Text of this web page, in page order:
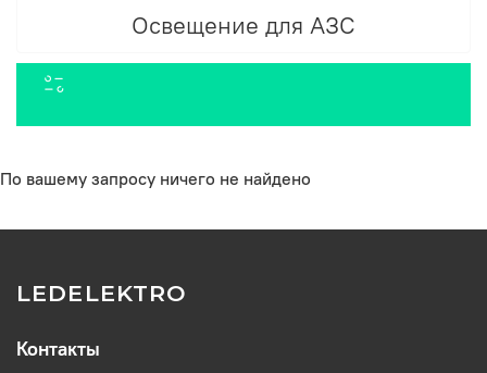
Освещение для АЗС
По вашему запросу ничего не найдено
LEDELEKTRO
Контакты